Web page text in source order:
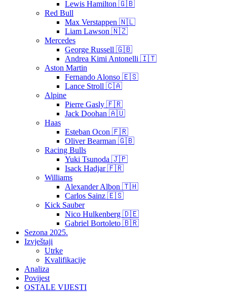
Lewis Hamilton 🇬🇧
Red Bull
Max Verstappen 🇳🇱
Liam Lawson 🇳🇿
Mercedes
George Russell 🇬🇧
Andrea Kimi Antonelli 🇮🇹
Aston Martin
Fernando Alonso 🇪🇸
Lance Stroll 🇨🇦
Alpine
Pierre Gasly 🇫🇷
Jack Doohan 🇦🇺
Haas
Esteban Ocon 🇫🇷
Oliver Bearman 🇬🇧
Racing Bulls
Yuki Tsunoda 🇯🇵
Isack Hadjar 🇫🇷
Williams
Alexander Albon 🇹🇭
Carlos Sainz 🇪🇸
Kick Sauber
Nico Hulkenberg 🇩🇪
Gabriel Bortoleto 🇧🇷
Sezona 2025.
Izvještaji
Utrke
Kvalifikacije
Analiza
Povijest
OSTALE VIJESTI